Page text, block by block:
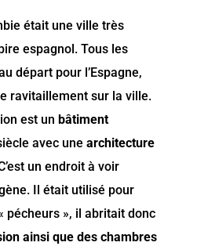
était une ville très
espagnol. Tous les
départ pour l’Espagne,
ravitaillement sur la ville.
est un bâtiment
avec une architecture
un endroit à voir
Il était utilisé pour
pécheurs », il abritait donc
ainsi que des chambres